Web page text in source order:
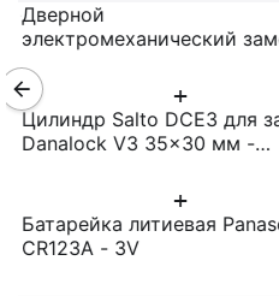
Европейская
Цилиндр Salto
Danalock V3
Батарейка
CR123A - 3V